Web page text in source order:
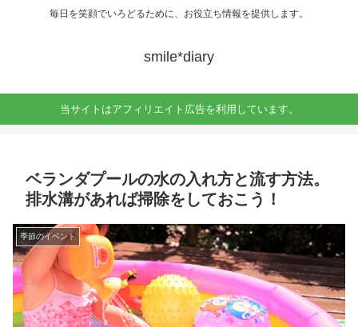
毎日を笑顔でいろどるために、お役立ち情報を提供します。
smile*diary
当サイトはアフィリエイト広告を利用しています。
ベランダプールの水の入れ方と流す方法。
排水溝があれば掃除をしておこう！
季節のイベント